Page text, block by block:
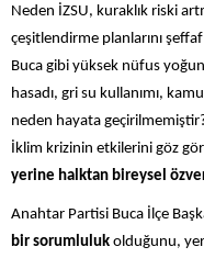
Neden İZSU, kuraklık riski
çeşitlendirme planlarını
Buca gibi yüksek nüfus
hasadı, gri su kullanımı,
neden hayata
İklim krizinin etkilerini göz
yerine halktan bireysel
Anahtar Partisi Buca İlçe
bir sorumluluk olduğunu,